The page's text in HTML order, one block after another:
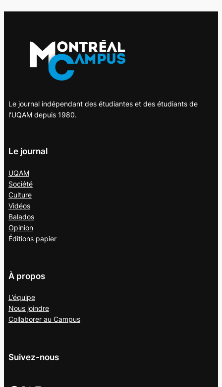
Le journal indépendant des étudiantes et des étudiants de
l'UQAM depuis 1980.
Le journal
UQAM
Société
Culture
Vidéos
Balados
Opinion
Éditions papier
À propos
L’équipe
Nous joindre
Collaborer au Campus
Suivez-nous